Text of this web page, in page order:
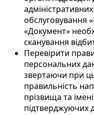
обслуговування
«Документ»
сканування
Перевірити
персональних
звертаючи при
правильність
прізвища та
підтверджуючих